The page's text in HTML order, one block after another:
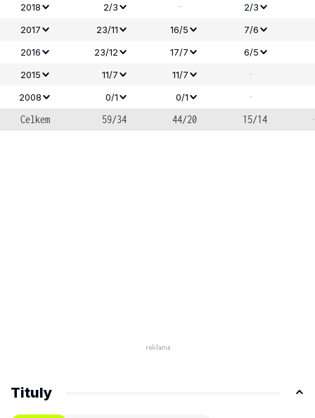
2018 2/3 -
2/3
2017
23/11 16/5
7/6
2016
23/12 17/7
6/5
2015
11/7 11/7 -
2008 0/1 0/1
-
Celkem
59/34 44/20 15/14
Tituly